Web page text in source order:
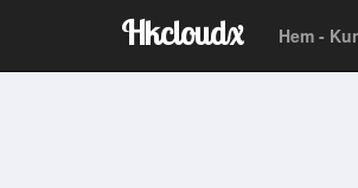
Hkcloudx Hem -